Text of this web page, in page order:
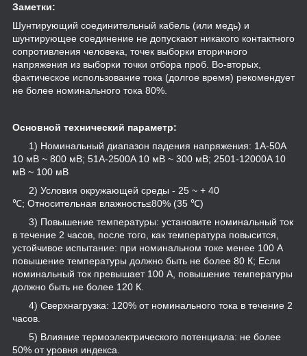
Заметки:
Шунтирующий соединительный кабель (или медь) и
шунтирующее соединение не допускают никакого контактного
сопротивления человека, точек выборки вторичного
напряжения из выборки точки отбора проб. Во-вторых,
фактическое использование тока (долгое время) рекомендует
не более номинального тока 80%.
Основной технический параметр:
1) Номинальный диапазон падения напряжения: 1A-50A
10 мВ ~ 800 мВ; 51A-2500A 10 мВ ~ 300 мВ; 2501-12000A 10
мВ ~ 100 мВ
2) Условия окружающей среды - 25 ~ + 40
℃; Относительная влажность≤80% (35 ℃)
3) Повышение температуры: установите номинальный ток
в течение 2 часов, после того, как температура повысится,
устойчивое испытание: при номинальном токе менее 100 А
повышение температуры должно быть не более 80 К; Если
номинальный ток превышает 100 А, повышение температуры
должно быть не более 120 К.
4) Сверхнагрузка: 120% от номинального тока в течение 2
часов.
5) Влияние термоэлектрического потенциала: не более
50% от уровня индекса.